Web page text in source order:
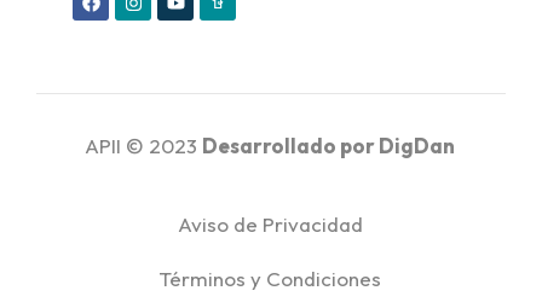
APII © 2023 Desarrollado porDigDan
Aviso de Privacidad
Términos y Condiciones